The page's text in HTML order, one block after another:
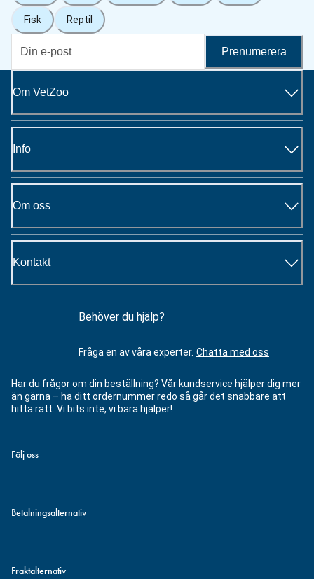
Fisk Reptil
Prenumerera
Om VetZoo
Info
Om oss
Kontakt
Behöver du hjälp?
Fråga en av våra experter. Chatta med oss
Har du frågor om din beställning? Vår kundservice hjälper dig mer
än gärna – ha ditt ordernummer redo så går det snabbare att
hitta rätt. Vi bits inte, vi bara hjälper!
Följ oss
Betalningsalternativ
Fraktalternativ